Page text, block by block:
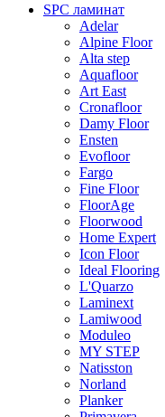
SPC ламинат
Adelar
Alpine Floor
Alta step
Aquafloor
Art East
Cronafloor
Damy Floor
Ensten
Evofloor
Fargo
Fine Floor
FloorAge
Floorwood
Home Expert
Icon Floor
Ideal Flooring
L'Quarzo
Laminext
Lamiwood
Moduleo
MY STEP
Natisston
Norland
Planker